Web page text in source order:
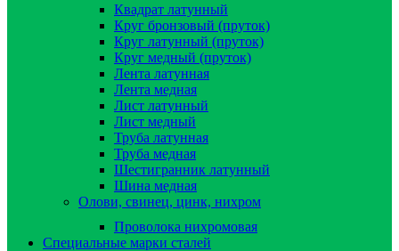
Квадрат латунный
Круг бронзовый (пруток)
Круг латунный (пруток)
Круг медный (пруток)
Лента латунная
Лента медная
Лист латунный
Лист медный
Труба латунная
Труба медная
Шестигранник латунный
Шина медная
Олови, свинец, цинк, нихром
Проволока нихромовая
Специальные марки сталей